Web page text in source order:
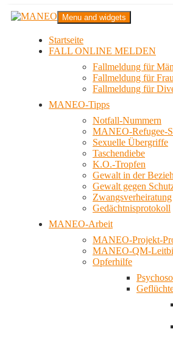
Zum
InhaltMANEO
Das schwule Anti-Gewalt-Projekt in Berlin
Menu and widgets
Startseite
FALL ONLINE MELDEN
Fallmeldung für
Fallmeldung für
Fallmeldung für
MANEO-Tipps
Notfall-Nummern
MANEO-Refugee-
Sexuelle Übergriffe
Taschendiebe
K.O.-Tropfen
Gewalt in der
Gewalt gegen
Zwangsverheiratung
Gedächtnisprotokoll
MANEO-Arbeit
MANEO-Projekt-
MANEO-QM-
Opferhilfe